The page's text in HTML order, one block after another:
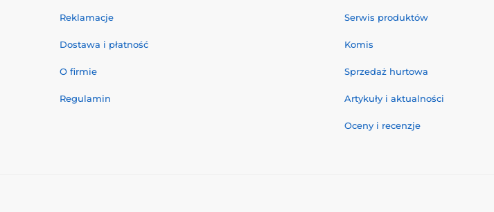
Reklamacje
Dostawa i płatność
O firmie
Regulamin
Serwis produktów
Komis
Sprzedaż hurtowa
Artykuły i aktualności
Oceny i recenzje